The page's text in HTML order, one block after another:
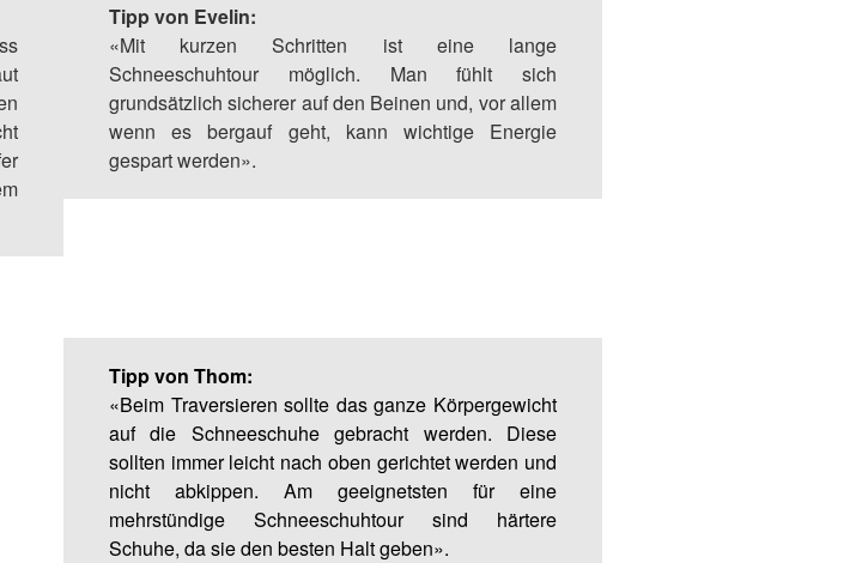
Tipp von Evelin:
«Mit kurzen Schritten ist eine lange
Schneeschuhtour möglich. Man fühlt sich
grundsätzlich sicherer auf den Beinen und, vor allem
wenn es bergauf geht, kann wichtige Energie
gespart werden».
Tipp von Thom:
«Beim Traversieren sollte das ganze Körpergewicht
auf die Schneeschuhe gebracht werden. Diese
sollten immer leicht nach oben gerichtet werden und
nicht abkippen. Am geeignetsten für eine
mehrstündige Schneeschuhtour sind härtere
Schuhe, da sie den besten Halt geben».